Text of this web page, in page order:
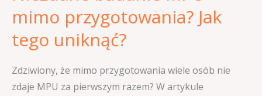
mimo przygotowania? Jak
tego uniknąć?
Zdziwiony, że mimo przygotowania wiele osób nie
zdaje MPU za pierwszym razem? W artykule